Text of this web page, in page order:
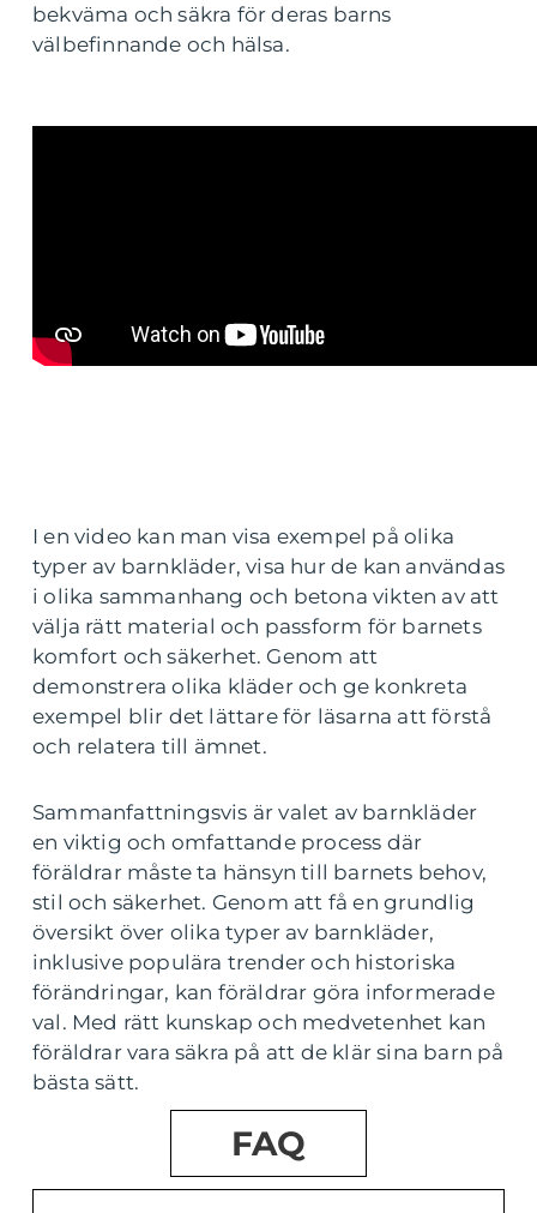
bekväma och säkra för deras barns
välbefinnande och hälsa.
I en video kan man visa exempel på olika
typer av barnkläder, visa hur de kan användas
i olika sammanhang och betona vikten av att
välja rätt material och passform för barnets
komfort och säkerhet. Genom att
demonstrera olika kläder och ge konkreta
exempel blir det lättare för läsarna att förstå
och relatera till ämnet.
Sammanfattningsvis är valet av barnkläder
en viktig och omfattande process där
föräldrar måste ta hänsyn till barnets behov,
stil och säkerhet. Genom att få en grundlig
översikt över olika typer av barnkläder,
inklusive populära trender och historiska
förändringar, kan föräldrar göra informerade
val. Med rätt kunskap och medvetenhet kan
föräldrar vara säkra på att de klär sina barn på
bästa sätt.
FAQ